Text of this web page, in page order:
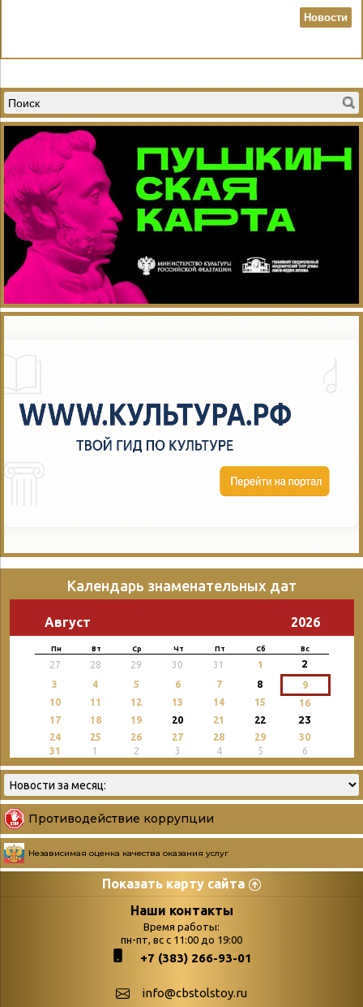
Новости
Календарь знаменательных дат
Август 2026
Пн Вт Ср Чт Пт Сб Вс
27 28 29 30 31 1 2
3 4 5 6 7 8
9
10
11 12 13 14 15
16
17
18 19 20 21 22 23
24 25 26 27 28 29
30
31
1 2 3 4 5 6
Противодействие коррупции
Независимая оценка качества оказания услуг
Показать карту сайта
Страницы
podvedenie-itogov-festivalya-
paskhalnaya-palitra
поступлений
Война. Народ.
Наши контакты
Время работы:
пн-пт, вс с 11:00 до 19:00
+7 (383) 266-93-01
info@cbstolstoy.ru